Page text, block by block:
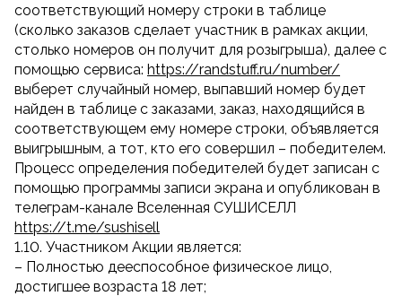
соответствующий номеру строки в таблице
(сколько заказов сделает участник в рамках акции,
столько номеров он получит для розыгрыша), далее с
помощью сервиса: https://randstuff.ru/number/
выберет случайный номер, выпавший номер будет
найден в таблице с заказами, заказ, находящийся в
соответствующем ему номере строки, объявляется
выигрышным, а тот, кто его совершил – победителем.
Процесс определения победителей будет записан с
помощью программы записи экрана и опубликован в
телеграм-канале Вселенная СУШИСЕЛЛ
https://t.me/sushisell
1.10. Участником Акции является:
– Полностью дееспособное физическое лицо,
достигшее возраста 18 лет;